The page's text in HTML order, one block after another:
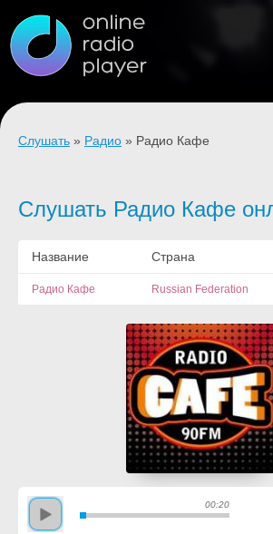
Слушать » Радио » Радио Кафе
Слушать Радио Кафе
Название Страна
Радио Кафе Russian Federation
00:20